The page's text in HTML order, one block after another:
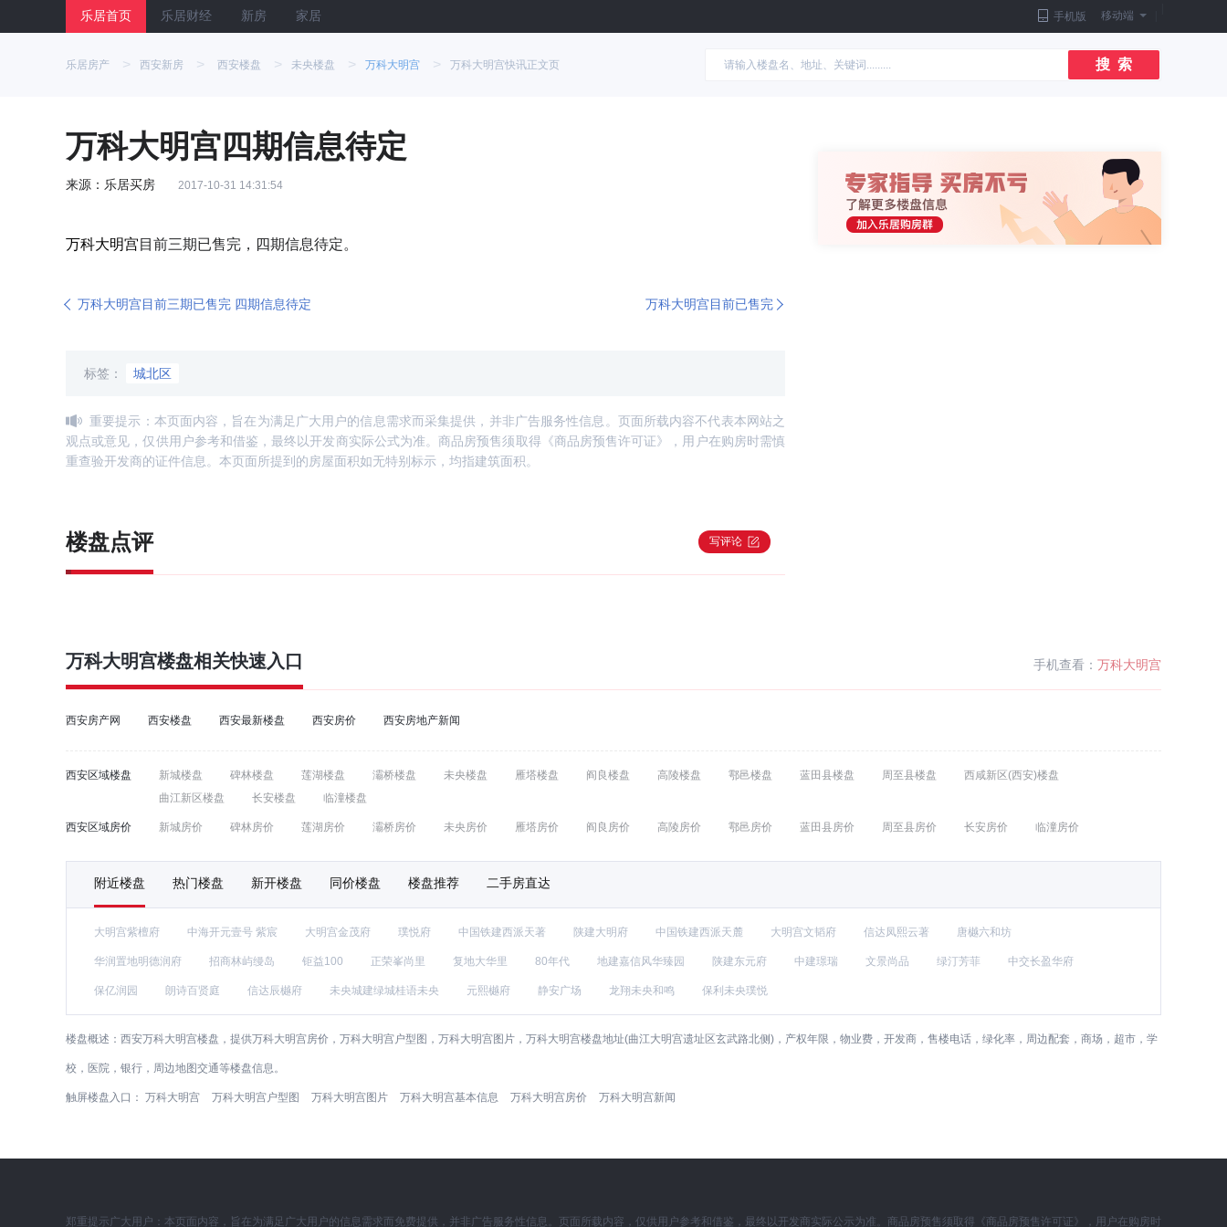
乐居首页 乐居财经 新房 家居 手机版 移动端
乐居房产 > 西安新房 > 西安楼盘 > 未央楼盘 > 万科大明宫 > 万科大明宫快讯正文页 搜 索
万科大明宫四期信息待定
来源：乐居买房 2017-10-31 14:31:54
万科大明宫 目前三期已售完，四期信息待定。
万科大明宫目前三期已售完 四期信息待定 万科大明宫目前已售完
标签： 城北区
重要提示：本页面内容，旨在为满足广大用户的信息需求而采集提供，并非广告服务性信息。页面所载内容不代表本网站之
观点或意见，仅供用户参考和借鉴，最终以开发商实际公式为准。商品房预售须取得《商品房预售许可证》，用户在购房时需慎
重查验开发商的证件信息。本页面所提到的房屋面积如无特别标示，均指建筑面积。
楼盘点评 写评论
万科大明宫楼盘相关快速入口 手机查看： 万科大明宫
西安房产网 西安楼盘 西安最新楼盘 西安房价 西安房地产新闻
西安区域楼盘 新城楼盘 碑林楼盘 莲湖楼盘 灞桥楼盘 未央楼盘 雁塔楼盘 阎良楼盘 高陵楼盘 鄠邑楼盘 蓝田县楼盘 周至县楼盘
西咸新区(西安)楼盘
曲江新区楼盘
长安楼盘 临潼楼盘
西安区域房价 新城房价 碑林房价 莲湖房价 灞桥房价 未央房价 雁塔房价 阎良房价 高陵房价 鄠邑房价 蓝田县房价 周至县房价 长安房价 临潼房价
附近楼盘 热门楼盘 新开楼盘 同价楼盘 楼盘推荐 二手房直达
大明宫紫檀府 中海开元壹号 紫宸 大明宫金茂府 璞悦府 中国铁建西派天著 陕建大明府 中国铁建西派天麓 大明宫文韬府 信达凤熙云著 唐樾六和坊
华润置地明德润府 招商林屿缦岛 钜益100 正荣峯尚里 复地大华里 80年代 地建嘉信风华臻园 陕建东元府 中建璟瑞 文景尚品 绿汀芳菲 中交长盈华府
保亿润园 朗诗百贤庭 信达辰樾府 未央城建绿城桂语未央 元熙樾府 静安广场 龙翔未央和鸣 保利未央璞悦
楼盘概述： 西安万科大明宫楼盘，提供万科大明宫房价，万科大明宫户型图，万科大明宫图片，万科大明宫楼盘地址(曲江大明宫遗址区玄武路北侧)，产权年限，物业费，开发商，售楼电话，绿化率，周边配套，商场，超市，学
校，医院，银行，周边地图交通等楼盘信息。
触屏楼盘入口： 万科大明宫 万科大明宫户型图 万科大明宫图片 万科大明宫基本信息 万科大明宫房价 万科大明宫新闻
郑重提示广大用户：本页面内容，旨在为满足广大用户的信息需求而免费提供，并非广告服务性信息。页面所载内容，仅供用户参考和借鉴，最终以开发商实际公示为准。商品房预售须取得《商品房预售许可证》，用户在购房时